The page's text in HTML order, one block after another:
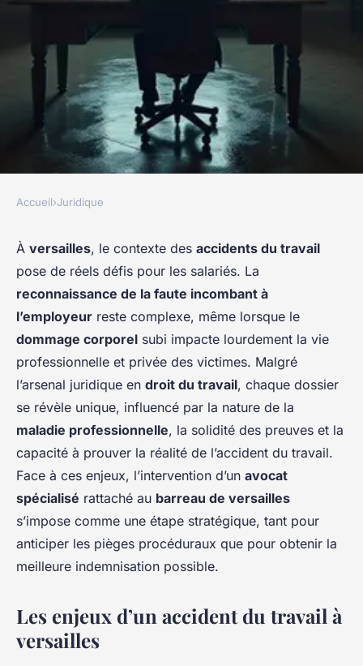
Comment un avocat en
accident du travail à versailles
défend vos droits après un
sinistre professionnel
Antoine•19 février 2026 •6 min de lecture
Accueil›Juridique
À versailles, le contexte des accidents du travail
pose de réels défis pour les salariés. La
reconnaissance de la faute incombant à
l’employeur reste complexe, même lorsque le
dommage corporel subi impacte lourdement la vie
professionnelle et privée des victimes. Malgré
l’arsenal juridique en droit du travail, chaque dossier
se révèle unique, influencé par la nature de la
maladie professionnelle, la solidité des preuves et la
capacité à prouver la réalité de l’accident du travail.
Face à ces enjeux, l’intervention d’un avocat
spécialisé rattaché au barreau de versailles
s’impose comme une étape stratégique, tant pour
anticiper les pièges procéduraux que pour obtenir la
meilleure indemnisation possible.
Les enjeux d’un accident du travail à
versailles